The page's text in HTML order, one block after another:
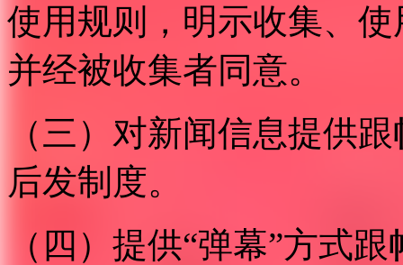
使用规则，明示收集、
并经被收集者同意。
（三）对新闻信息提供
后发制度。
（四）提供“弹幕”方式